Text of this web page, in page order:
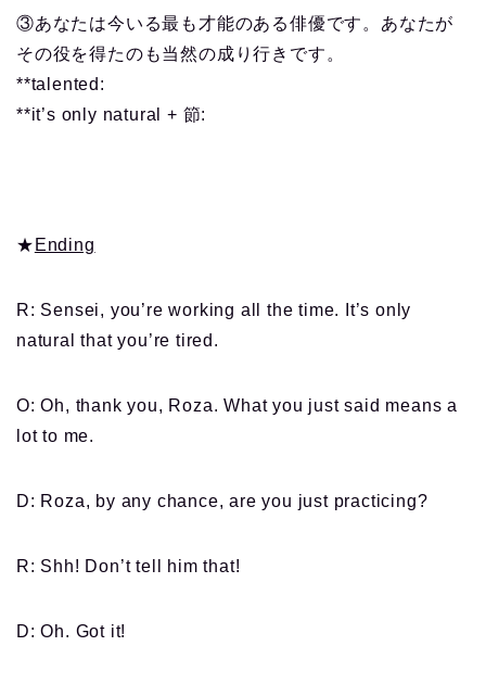
③あなたは今いる最も才能のある俳優です。あなたが
その役を得たのも当然の成り行きです。
**talented:
**it’s only natural + 節:
★ Ending
R: Sensei, you’re working all the time. It’s only
natural that you’re tired.
O: Oh, thank you, Roza. What you just said means a
lot to me.
D: Roza, by any chance, are you just practicing?
R: Shh! Don’t tell him that!
D: Oh. Got it!